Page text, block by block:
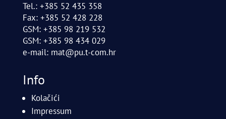
Tel.: +385 52 435 358
Fax: +385 52 428 228
GSM: +385 98 219 532
GSM: +385 98 434 029
e-mail: mat@pu.t-com.hr
Info
Kolačići
Impressum